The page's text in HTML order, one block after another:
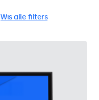
Wis alle filters